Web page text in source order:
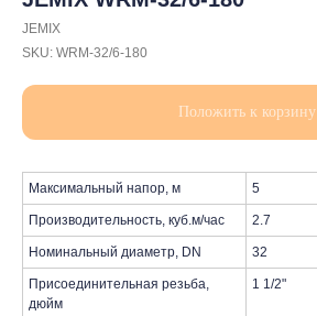
JEMIX
SKU: WRM-32/6-180
Положить к корзину
Максимальный напор, м 5
Производительность, куб.м/час 2.7
Номинальный диаметр, DN 32
Присоединительная резьба,
дюйм
1 1/2"